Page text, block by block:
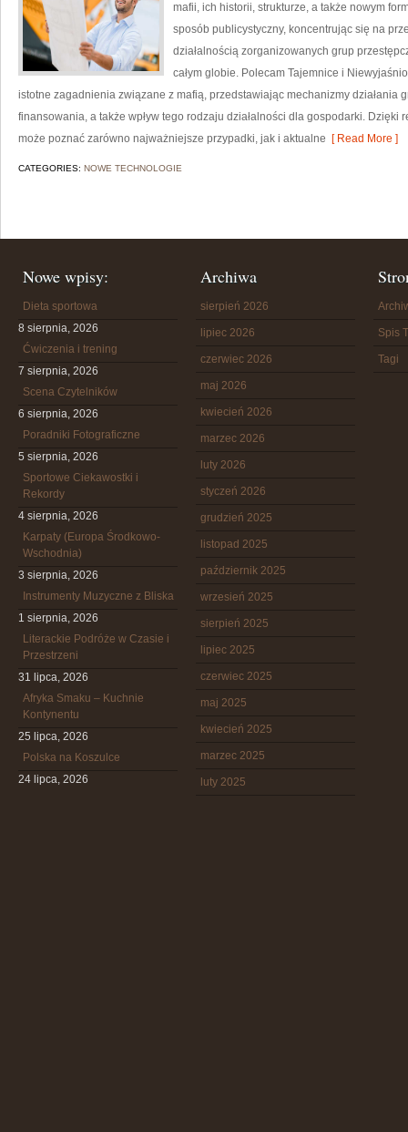
mafii, ich historii, strukturze, a także nowym
sposób publicystyczny, koncentrując się na
działalnością zorganizowanych grup
całym globie. Polecam Tajemnice i
istotne zagadnienia związane z mafią, przedstawiając mechanizmy działania
finansowania, a także wpływ tego rodzaju działalności dla gospodarki. Dzięki
może poznać zarówno najważniejsze przypadki, jak i aktualne [ Read More ]
CATEGORIES: NOWE TECHNOLOGIE
Nowe wpisy:
Dieta sportowa
8 sierpnia, 2026
Ćwiczenia i trening
7 sierpnia, 2026
Scena Czytelników
6 sierpnia, 2026
Poradniki Fotograficzne
5 sierpnia, 2026
Sportowe Ciekawostki i
Rekordy
4 sierpnia, 2026
Karpaty (Europa Środkowo-
Wschodnia)
3 sierpnia, 2026
Instrumenty Muzyczne z Bliska
1 sierpnia, 2026
Literackie Podróże w Czasie i
Przestrzeni
31 lipca, 2026
Afryka Smaku – Kuchnie
Kontynentu
25 lipca, 2026
Polska na Koszulce
24 lipca, 2026
Archiwa
sierpień 2026
lipiec 2026
czerwiec 2026
maj 2026
kwiecień 2026
marzec 2026
luty 2026
styczeń 2026
grudzień 2025
listopad 2025
październik 2025
wrzesień 2025
sierpień 2025
lipiec 2025
czerwiec 2025
maj 2025
kwiecień 2025
marzec 2025
luty 2025
Spis
Tagi